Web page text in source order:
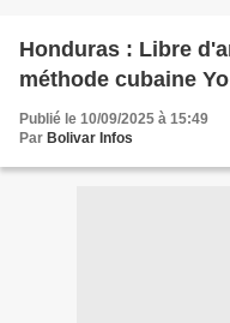
Honduras : Libre
méthode cubaine
Publié le 10/09/2025 à 15:49
Par Bolivar Infos